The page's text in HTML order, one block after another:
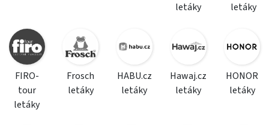
letáky
letáky
FIRO-
tour
letáky
Frosch
letáky
HABU.cz
letáky
Hawaj.cz
letáky
HONOR
letáky